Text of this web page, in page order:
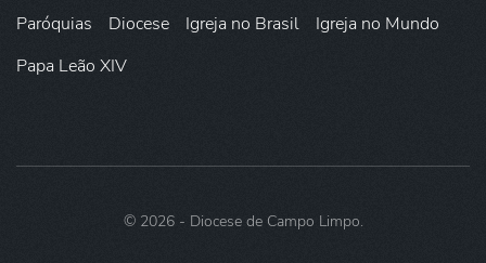
Paróquias Diocese Igreja no Brasil
Igreja no Mundo
Papa Leão XIV
© 2026- Diocese de Campo Limpo.